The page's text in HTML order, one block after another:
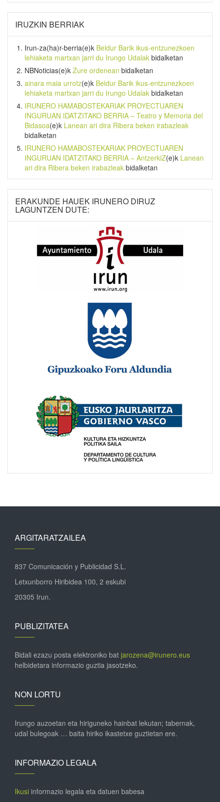
IRUZKIN BERRIAK
Irun-za(ha)r-berria(e)k Beldur Barik ikus-entzunezkoen
lehiaketa martxan jarri du Irungo Udalak bidalketan
NBNoticias(e)k Zure ordenean bidalketan
ainara maia urrotz(e)k Beldur Barik ikus-entzunezkoen
lehiaketa martxan jarri du Irungo Udalak bidalketan
IRUNERO HAMABOSTEKARIAK PROYECTUAREN
INGURUAN IDATZITAKO BERRIA – Teatro y Memoria del
Bidasoa(e)k Lanean ari dira Ribera beken irabazleak
bidalketan
IRUNERO HAMABOSTEKARIAK PROYECTUAREN
INGURUAN IDATZITAKO BERRIA – AntzerkiZ(e)k Lanean
ari dira Ribera beken irabazleak bidalketan
ERAKUNDE HAUEK IRUNERO DIRUZ
LAGUNTZEN DUTE:
ARGITARATZAILEA
837 Comunicación y Publicidad S.L.
Letxunborro Hiribidea 100, 2 eskubi
20305 Irun.
PUBLIZITATEA
Bidali ezazu posta elektroniko bat jarozena@irunero.eus
helbidetara informazio guztia jasotzeko.
NON LORTU
Irungo auzoetan eta hiriguneko hainbat lekutan; tabernak,
udal bulegoak … baita hiriko ikastetxe guztietan ere.
INFORMAZIO LEGALA
Ikusi informazio legala eta datuen babesa